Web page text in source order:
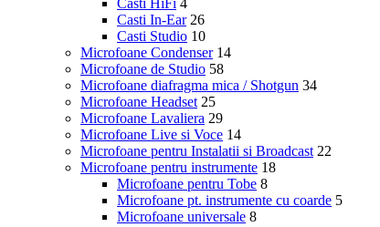
Casti In-Ear 26
Casti Studio 10
Microfoane Condenser 14
Microfoane de Studio 58
Microfoane diafragma mica / Shotgun 34
Microfoane Headset 25
Microfoane Lavaliera 29
Microfoane Live si Voce 14
Microfoane pentru Instalatii si Broadcast 22
Microfoane pentru instrumente 18
Microfoane pentru Tobe 8
Microfoane pt. instrumente cu coarde 5
Microfoane universale 8